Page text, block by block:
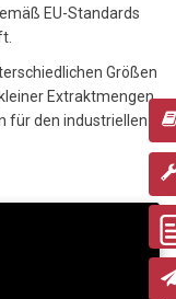
EU-Standards
Größen
Extraktmengen
für den industriellen